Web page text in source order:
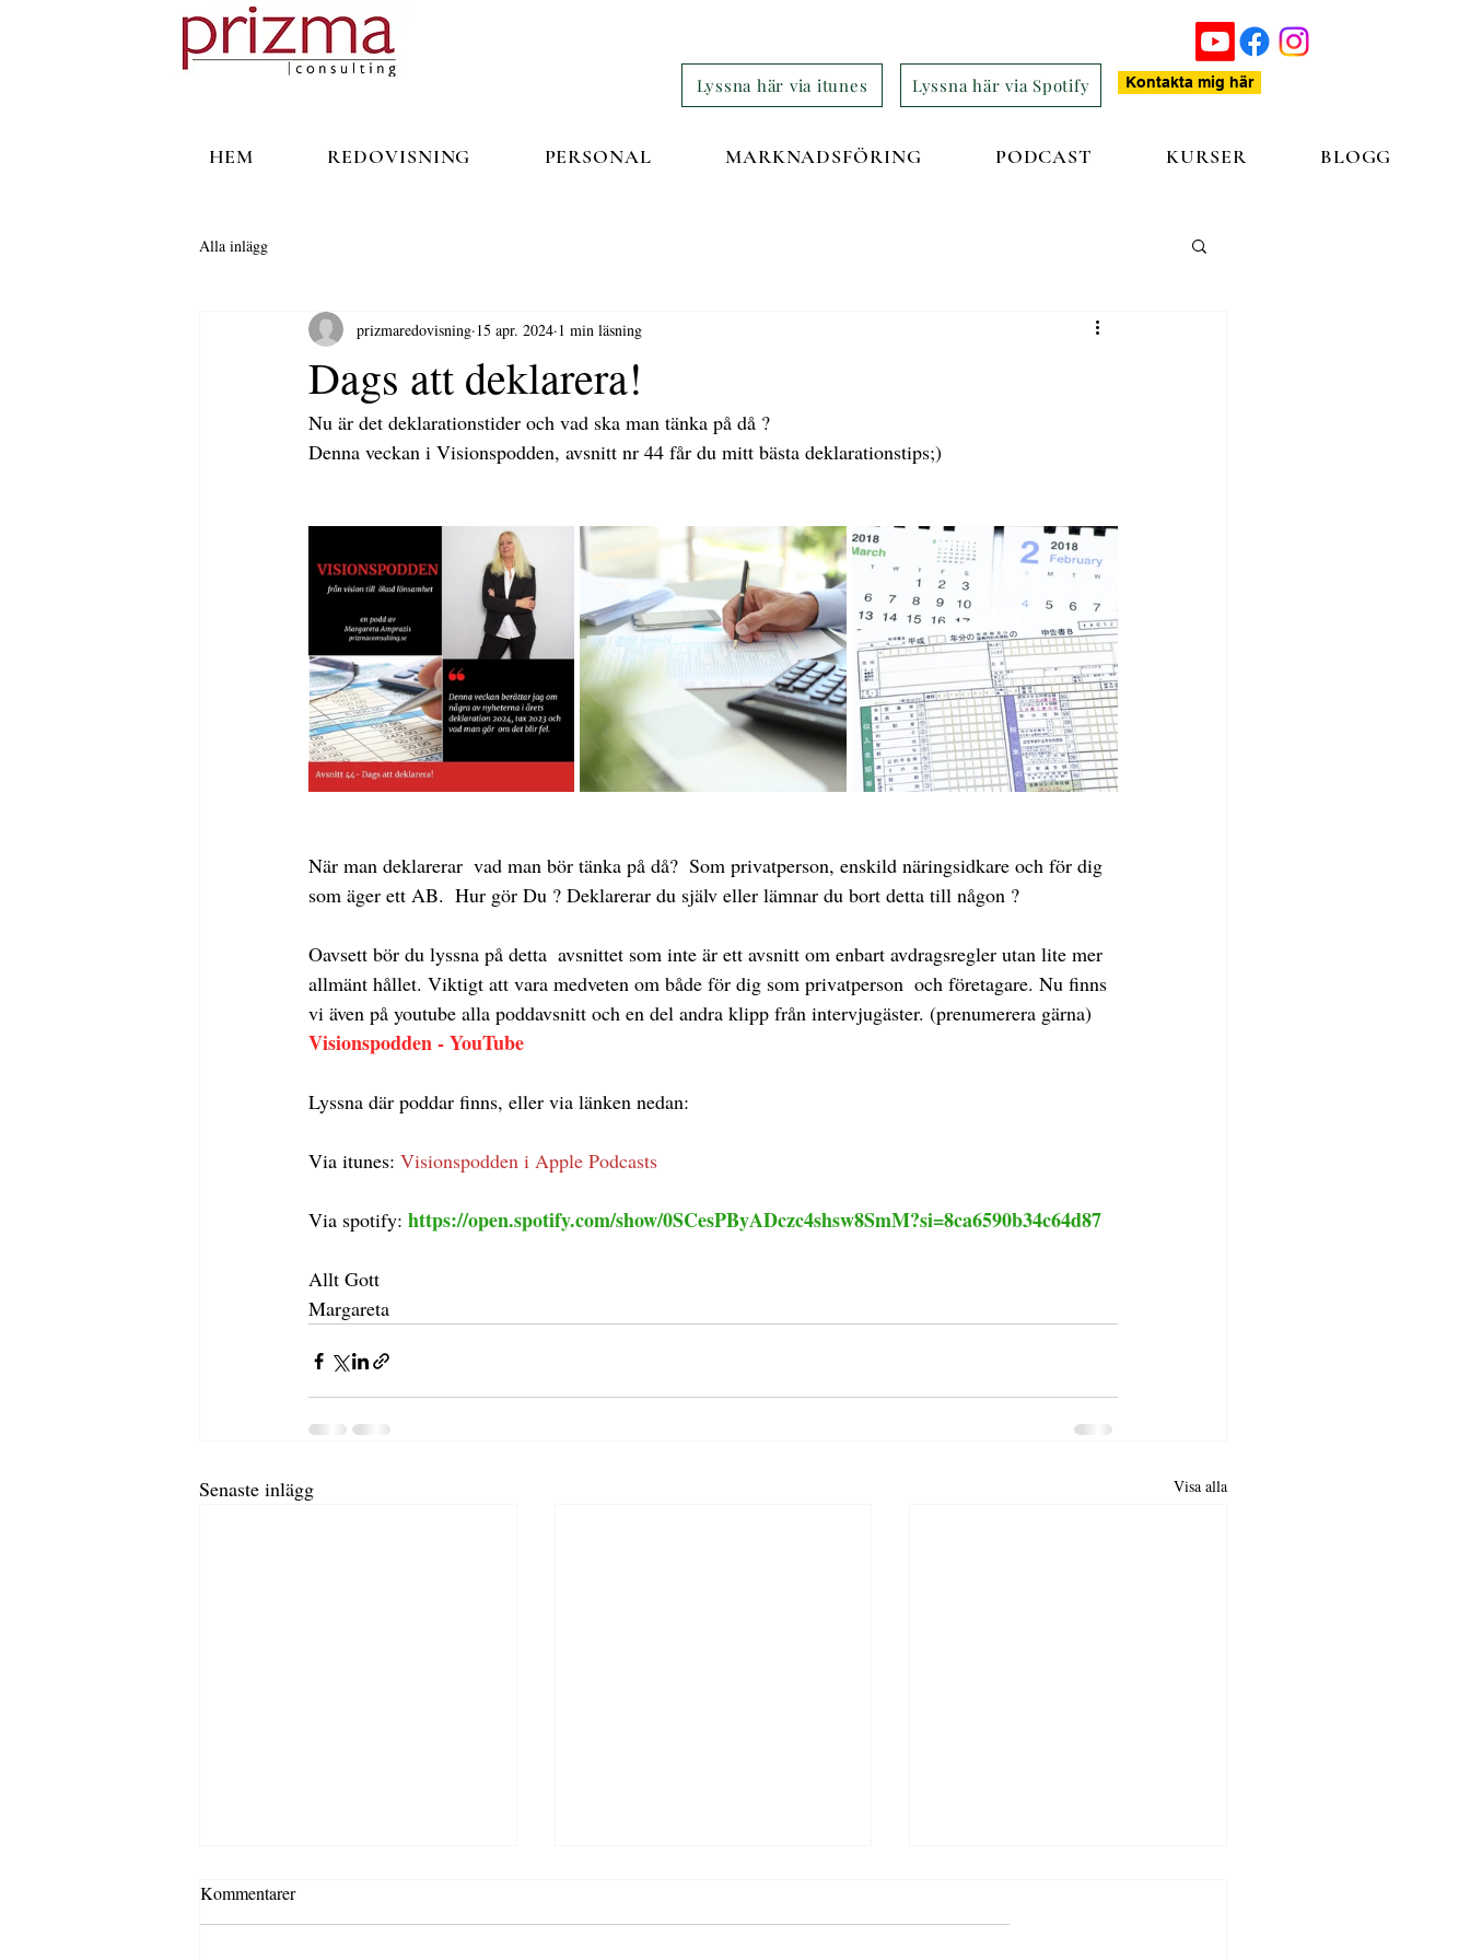
Lyssna här via itunes Lyssna här via Spotify Kontakta mig här
HEM REDOVISNING PERSONAL MARKNADSFÖRING PODCAST KURSER BLOGG
Alla inlägg
Dags att deklarera!
prizmaredovisning 15 apr. 2024 1 min läsning
Nu är det deklarationstider och vad ska man tänka på då ?
Denna veckan i Visionspodden, avsnitt nr 44 får du mitt bästa deklarationstips;)
När man deklarerar  vad man bör tänka på då?  Som privatperson, enskild näringsidkare och för dig
som äger ett AB.  Hur gör Du ? Deklarerar du själv eller lämnar du bort detta till någon ?
Oavsett bör du lyssna på detta  avsnittet som inte är ett avsnitt om enbart avdragsregler utan lite mer
allmänt hållet. Viktigt att vara medveten om både för dig som privatperson  och företagare. Nu finns
vi även på youtube alla poddavsnitt och en del andra klipp från intervjugäster. (prenumerera gärna)
Visionspodden - YouTube
Lyssna där poddar finns, eller via länken nedan:
Via itunes: Visionspodden i Apple Podcasts
Via spotify: https://open.spotify.com/show/0SCesPByADczc4shsw8SmM?si=8ca6590b34c64d87
Allt Gott
Margareta
Senaste inlägg Visa alla
Kommentarer